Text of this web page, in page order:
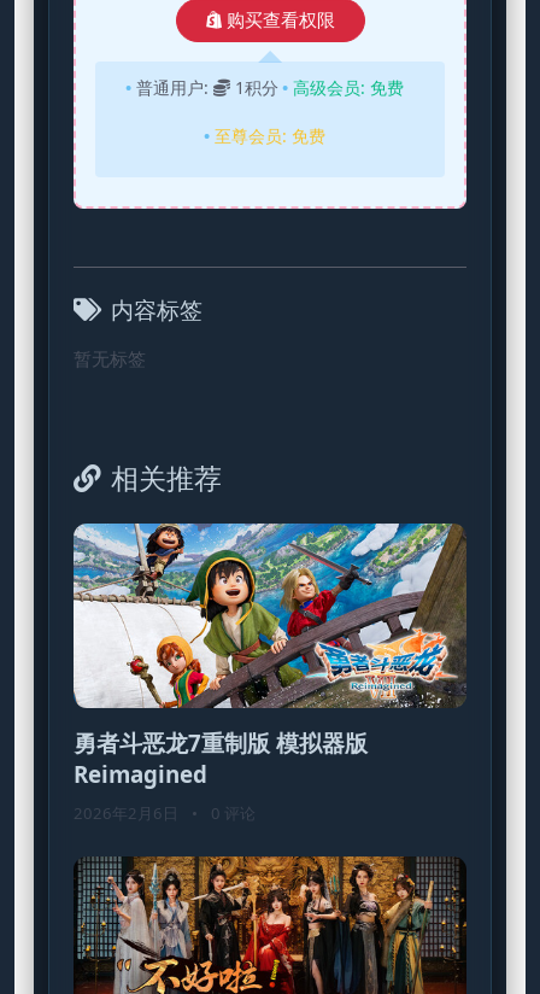
购买查看权限
普通用户: 1积分 高级会员: 免费
至尊会员: 免费
内容标签
暂无标签
相关推荐
勇者斗恶龙7重制版 模拟器版
Reimagined
2026年2月6日 • 0 评论